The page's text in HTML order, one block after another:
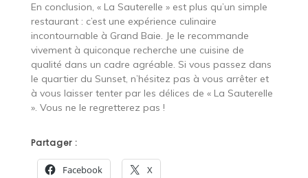
En conclusion, « La Sauterelle » est plus qu’un simple
restaurant : c’est une expérience culinaire
incontournable à Grand Baie. Je le recommande
vivement à quiconque recherche une cuisine de
qualité dans un cadre agréable. Si vous passez dans
le quartier du Sunset, n’hésitez pas à vous arrêter et
à vous laisser tenter par les délices de « La Sauterelle
». Vous ne le regretterez pas !
Partager :
Facebook X